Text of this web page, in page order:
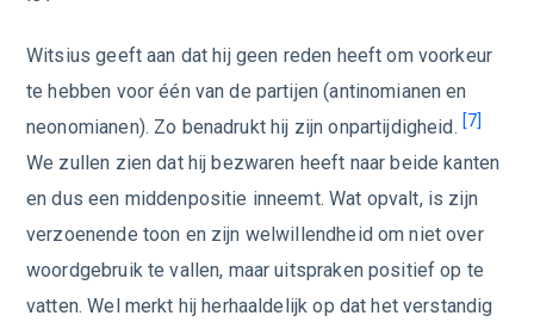
Witsius geeft aan dat hij geen reden heeft om voorkeur
te hebben voor één van de partijen (antinomianen en
neonomianen). Zo benadrukt hij zijn onpartijdigheid. [7]
We zullen zien dat hij bezwaren heeft naar beide kanten
en dus een middenpositie inneemt. Wat opvalt, is zijn
verzoenende toon en zijn welwillendheid om niet over
woordgebruik te vallen, maar uitspraken positief op te
vatten. Wel merkt hij herhaaldelijk op dat het verstandig